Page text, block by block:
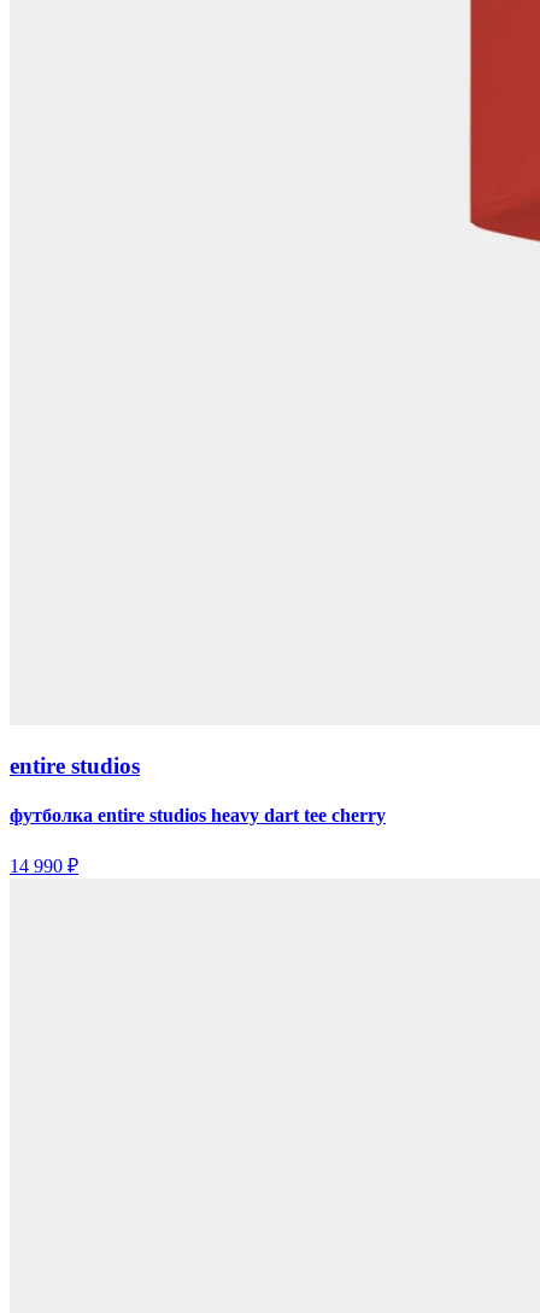
entire studios
футболка entire studios heavy dart tee cherry
14 990 ₽